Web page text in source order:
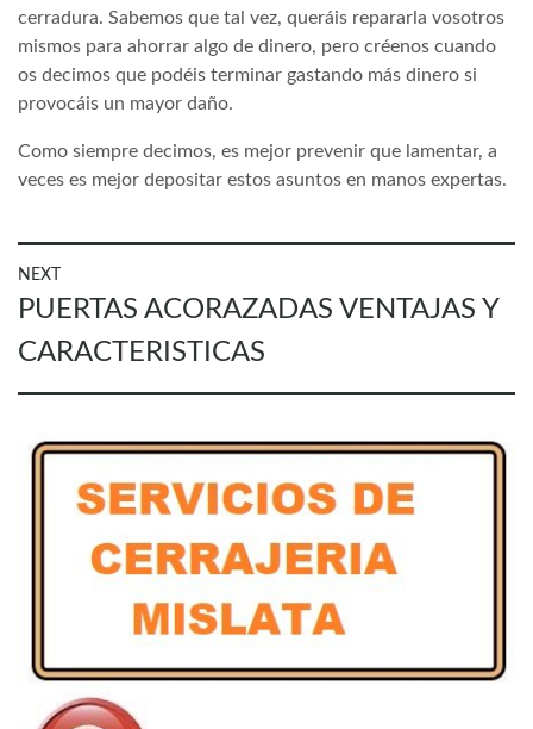
cerradura. Sabemos que tal vez, queráis repararla vosotros
mismos para ahorrar algo de dinero, pero créenos cuando
os decimos que podéis terminar gastando más dinero si
provocáis un mayor daño.
Como siempre decimos, es mejor prevenir que lamentar, a
veces es mejor depositar estos asuntos en manos expertas.
Navegación
de
entradas
NEXT
Next
PUERTAS ACORAZADAS VENTAJAS Y
CARACTERISTICAS